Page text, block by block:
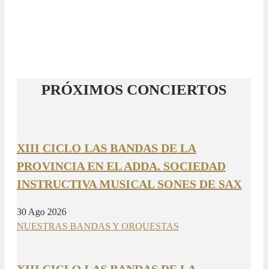
PRÓXIMOS CONCIERTOS
XIII CICLO LAS BANDAS DE LA
PROVINCIA EN EL ADDA. SOCIEDAD
INSTRUCTIVA MUSICAL SONES DE SAX
30 Ago 2026
NUESTRAS BANDAS Y ORQUESTAS